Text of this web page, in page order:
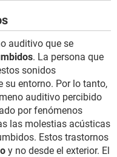
auditivo que se
. La persona que
sonidos
su entorno. Por lo tanto,
auditivo percibido
por fenómenos
las molestias acústicas
Estos trastornos
y no desde el exterior. El